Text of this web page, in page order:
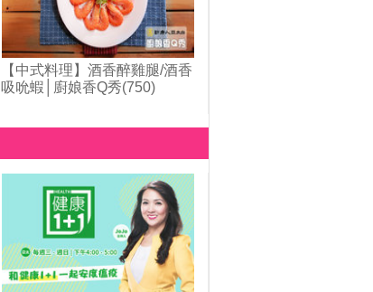
【中式料理】酒香醉雞腿/酒香
吸吮蝦│廚娘香Q秀(750)